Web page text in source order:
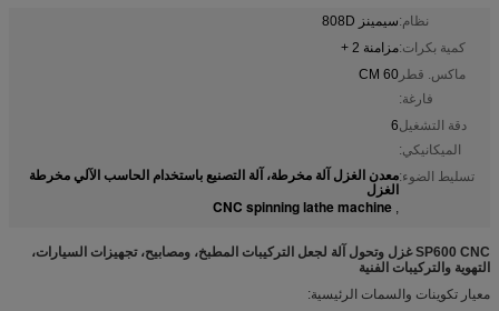
نظام:سيمينز 808D
كمية بكرات:مزامنة 2 +
ماكس. قطر
فارغة:
60 CM
دقة التشغيل
الميكانيكي:
6
تسليط الضوء:معدن الغزل آلة مخرطة، آلة التصنيع باستخدام الحاسب الآلي مخرطة
الغزل
,
CNC spinning lathe machine
SP600 CNC غزل وتحول آلة لجعل التركيبات المطبخ، ومصابيح، تجهيزات السيارات،
التهوية والتركيبات الفنية
معيار تكوينات والسمات الرئيسية: